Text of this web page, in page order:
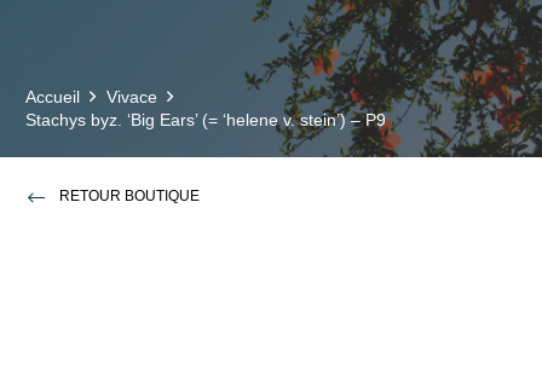
Accueil
Vivace
Stachys byz. ‘Big Ears’ (= ‘helene v. stein’) – P9
RETOUR BOUTIQUE